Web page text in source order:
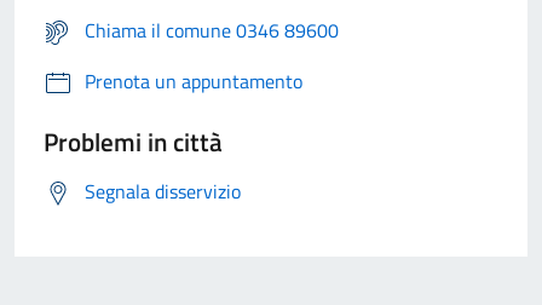
Chiama il comune 0346 89600
Prenota un appuntamento
Problemi in città
Segnala disservizio